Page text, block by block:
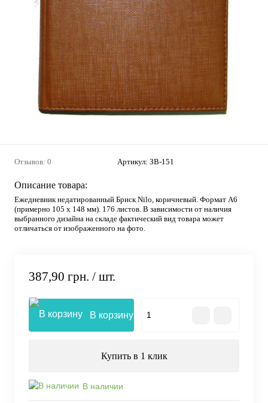
Отзывов: 0 Артикул: ЗВ-151
Описание товара:
Ежедневник недатированный Бриск Nilo, коричневый. Формат А6
(примерно 105 х 148 мм). 176 листов. В зависимости от наличия
выбранного дизайна на складе фактический вид товара может
отличаться от изображенного на фото.
387,90 грн. / шт.
В корзину
Купить в 1 клик
В наличии